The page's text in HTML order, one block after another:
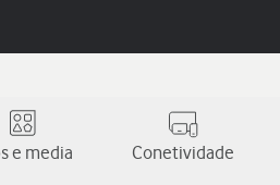
e media Conetividade